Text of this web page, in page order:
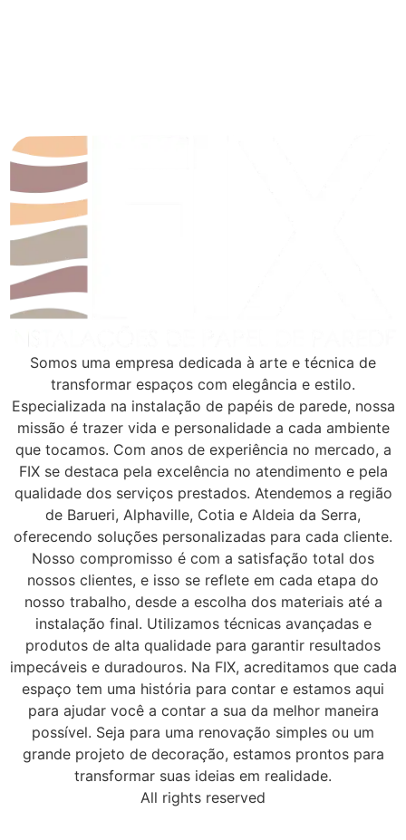
Somos uma empresa dedicada à arte e técnica de
transformar espaços com elegância e estilo.
Especializada na instalação de papéis de parede, nossa
missão é trazer vida e personalidade a cada ambiente
que tocamos. Com anos de experiência no mercado, a
FIX se destaca pela excelência no atendimento e pela
qualidade dos serviços prestados. Atendemos a região
de Barueri, Alphaville, Cotia e Aldeia da Serra,
oferecendo soluções personalizadas para cada cliente.
Nosso compromisso é com a satisfação total dos
nossos clientes, e isso se reflete em cada etapa do
nosso trabalho, desde a escolha dos materiais até a
instalação final. Utilizamos técnicas avançadas e
produtos de alta qualidade para garantir resultados
impecáveis e duradouros. Na FIX, acreditamos que cada
espaço tem uma história para contar e estamos aqui
para ajudar você a contar a sua da melhor maneira
possível. Seja para uma renovação simples ou um
grande projeto de decoração, estamos prontos para
transformar suas ideias em realidade.
All rights reserved